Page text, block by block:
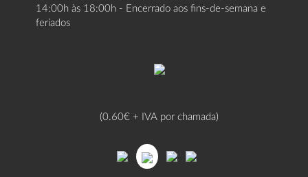
14:00h às 18:00h - Encerrado aos fins-de-semana e
feriados
(0.60€ + IVA por chamada)